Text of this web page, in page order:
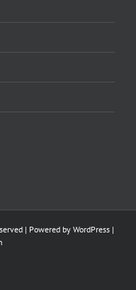
| Powered by WordPress |